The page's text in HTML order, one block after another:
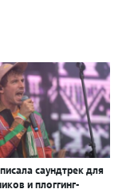
саундтрек для
и плоггинг-